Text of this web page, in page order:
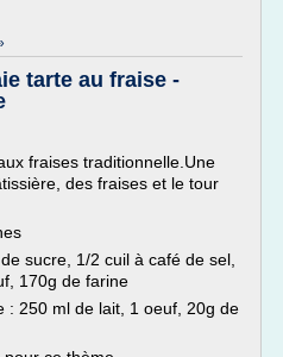
tarte au fraise -
fraises traditionnelle.Une
des fraises et le tour
sucre, 1/2 cuil à café de sel,
170g de farine
: 250 ml de lait, 1 oeuf, 20g de